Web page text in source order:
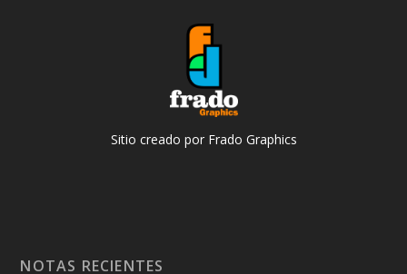
Sitio creado por Frado Graphics
NOTAS RECIENTES